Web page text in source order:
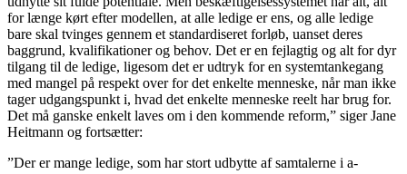
for længe kørt efter modellen, at alle ledige er ens, og alle ledige
bare skal tvinges gennem et standardiseret forløb, uanset deres
baggrund, kvalifikationer og behov. Det er en fejlagtig og alt for dyr
tilgang til de ledige, ligesom det er udtryk for en systemtankegang
med mangel på respekt over for det enkelte menneske, når man ikke
tager udgangspunkt i, hvad det enkelte menneske reelt har brug for.
Det må ganske enkelt laves om i den kommende reform,” siger Jane
Heitmann og fortsætter:
”Der er mange ledige, som har stort udbytte af samtalerne i a-